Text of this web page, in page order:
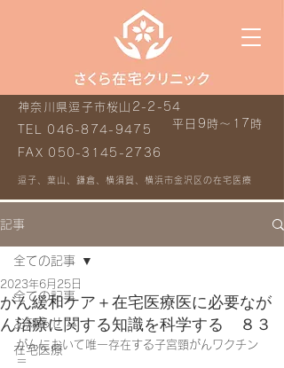
平日9時～17時
神奈川県逗子市桜山2-2-54
TEL 046-874-9475
FAX 050-3145-2736
逗子、葉山、鎌倉、横須賀、横浜市金沢区の在宅医療
記事
全ての記事
お知らせ
在宅医療
全ての記事
がん緩和ケア＋在宅医療医に必要なが
ん治療に関する知識を科学する ８３
2023年6月25日
がんにおいて唯一存在する子宮頸がんワクチン
＝